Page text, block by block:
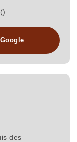
()
des